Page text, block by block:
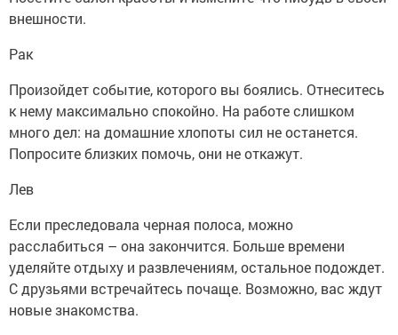
внешности.
Рак
Произойдет событие, которого вы боялись. Отнеситесь
к нему максимально спокойно. На работе слишком
много дел: на домашние хлопоты сил не останется.
Попросите близких помочь, они не откажут.
Лев
Если преследовала черная полоса, можно
расслабиться – она закончится. Больше времени
уделяйте отдыху и развлечениям, остальное подождет.
С друзьями встречайтесь почаще. Возможно, вас ждут
новые знакомства.